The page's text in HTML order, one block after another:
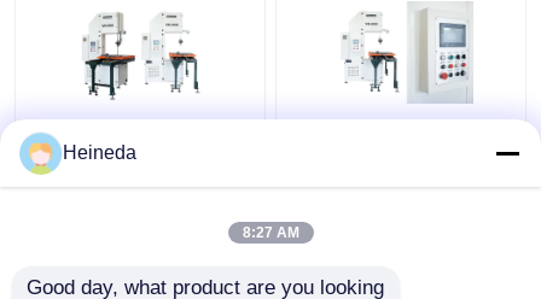
VH600 πλάτος 600mm
κάθετη μηχανή
μετάλλων τέμνουσα
ταχύτητας 500-
2000m/Min CNC που
Heineda
8:27 AM
Good day, what product are you looking